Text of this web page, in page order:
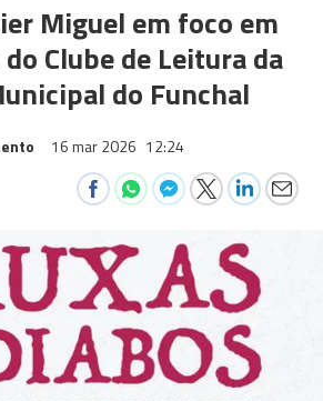
Miguel em foco em
Clube de Leitura da
do Funchal
16 mar 2026 12:24